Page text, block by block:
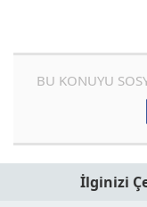
BU KONUYU
İlginizi